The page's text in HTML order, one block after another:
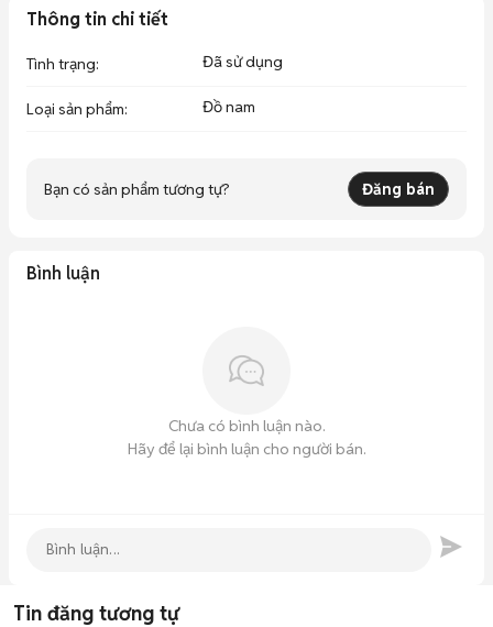
Thông tin chi tiết
Tình trạng: Đã sử dụng
Loại sản phẩm: Đồ nam
Bạn có sản phẩm tương tự? Đăng bán
Bình luận
Chưa có bình luận nào.
Hãy để lại bình luận cho người bán.
Tin đăng tương tự